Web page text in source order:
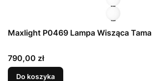
Maxlight P0469 Lampa Wisząca Tama
Cena
790,00 zł
Do koszyka